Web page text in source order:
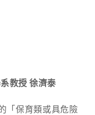
教授 徐濟泰
「保育類或具危險